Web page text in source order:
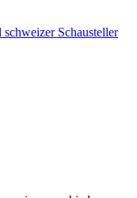
Schausteller